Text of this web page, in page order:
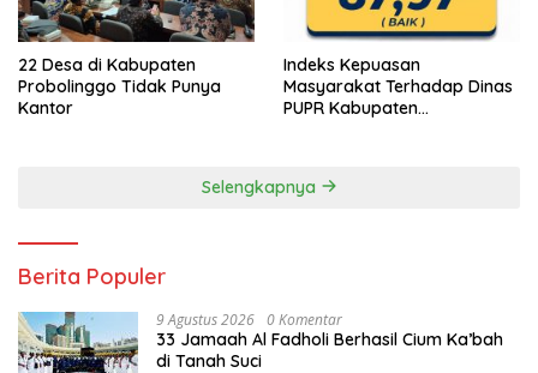
22 Desa di Kabupaten
Probolinggo Tidak Punya
Kantor
Indeks Kepuasan
Masyarakat Terhadap Dinas
PUPR Kabupaten
Selengkapnya
Berita Populer
9 Agustus 2026 0 Komentar
33 Jamaah Al Fadholi Berhasil Cium Ka’bah
di Tanah Suci